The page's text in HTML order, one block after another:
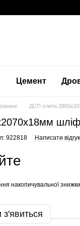
Цемент
ДСП плита
922818 Написати відгук
накопичувальної знижки